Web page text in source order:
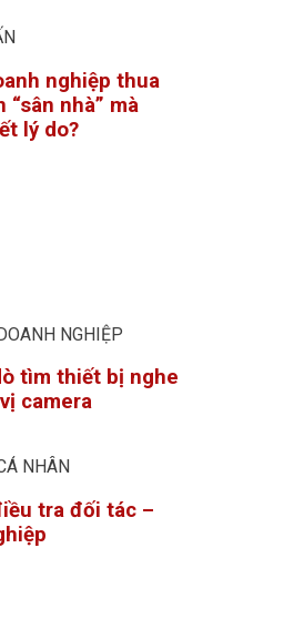
nghiệp thua
“sân nhà” mà
lý do?
NGHIỆP
tìm thiết bị nghe
camera
NHÂN
tra đối tác –